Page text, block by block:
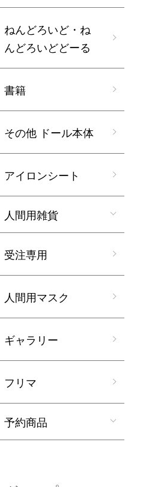
ねんどろいど・ね
んどろいどどーる
書籍
その他 ドール本体
アイロンシート
人間用雑貨
受注専用
人間用マスク
ギャラリー
フリマ
予約商品